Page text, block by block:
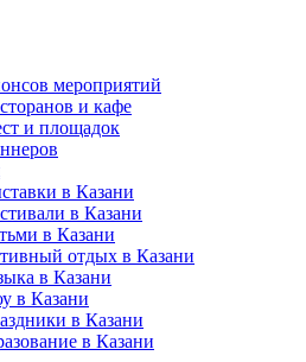
мероприятий
и кафе
и площадок
в Казани
в Казани
в Казани
отдых в Казани
в Казани
в Казани
в Казани
в Казани